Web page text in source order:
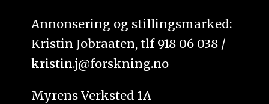
Annonsering og stillingsmarked:
Kristin Jobraaten, tlf 918 06 038 /
kristin.j@forskning.no
Myrens Verksted 1A